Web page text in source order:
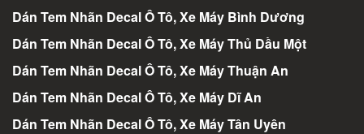
Dán Tem Nhãn Decal Ô Tô, Xe Máy Bình Dương
Dán Tem Nhãn Decal Ô Tô, Xe Máy Thủ Dầu Một
Dán Tem Nhãn Decal Ô Tô, Xe Máy Thuận An
Dán Tem Nhãn Decal Ô Tô, Xe Máy Dĩ An
Dán Tem Nhãn Decal Ô Tô, Xe Máy Tân Uyên